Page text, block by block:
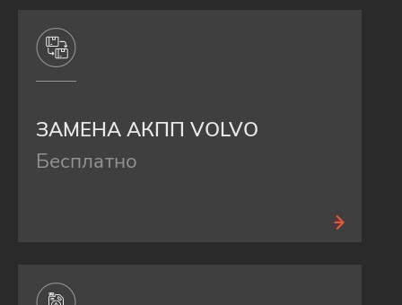
ЗАМЕНА АКПП VOLVO
Бесплатно